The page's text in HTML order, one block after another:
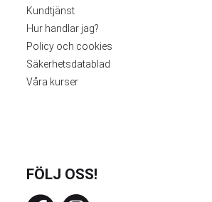
Kundtjänst
Hur handlar jag?
Policy och cookies
Säkerhetsdatablad
Våra kurser
FÖLJ OSS!